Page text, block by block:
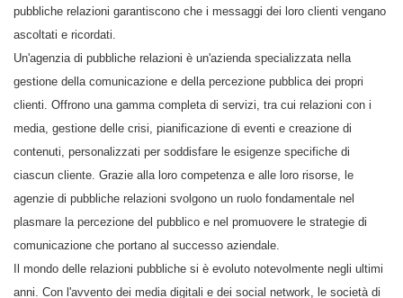
pubbliche relazioni garantiscono che i messaggi dei loro clienti vengano
ascoltati e ricordati.
Un'agenzia di pubbliche relazioni è un'azienda specializzata nella
gestione della comunicazione e della percezione pubblica dei propri
clienti. Offrono una gamma completa di servizi, tra cui relazioni con i
media, gestione delle crisi, pianificazione di eventi e creazione di
contenuti, personalizzati per soddisfare le esigenze specifiche di
ciascun cliente. Grazie alla loro competenza e alle loro risorse, le
agenzie di pubbliche relazioni svolgono un ruolo fondamentale nel
plasmare la percezione del pubblico e nel promuovere le strategie di
comunicazione che portano al successo aziendale.
Il mondo delle relazioni pubbliche si è evoluto notevolmente negli ultimi
anni. Con l'avvento dei media digitali e dei social network, le società di